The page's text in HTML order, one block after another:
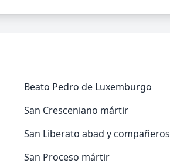
Beato Pedro de Luxemburgo
San Cresceniano mártir
San Liberato abad y compañeros
San Proceso mártir